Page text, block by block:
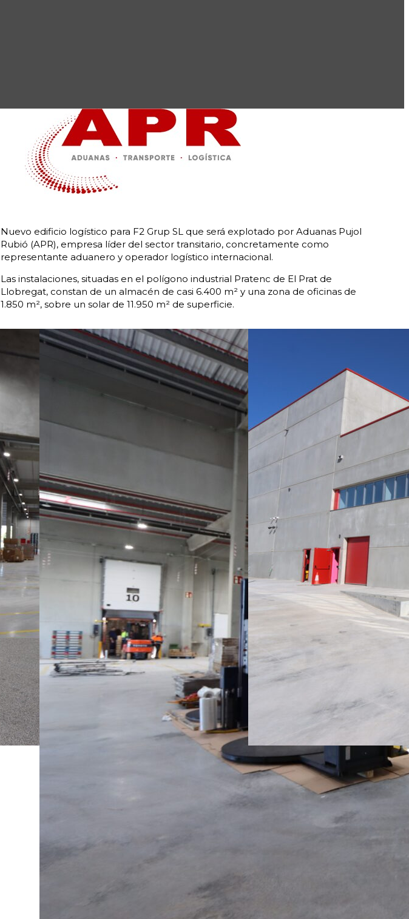
Nuevo edificio logístico para F2 Grup SL que será explotado por Aduanas Pujol
Rubió (APR), empresa líder del sector transitario, concretamente como
representante aduanero y operador logístico internacional.
Las instalaciones, situadas en el polígono industrial Pratenc de El Prat de
Llobregat, constan de un almacén de casi 6.400 m² y una zona de oficinas de
1.850 m², sobre un solar de 11.950 m² de superficie.